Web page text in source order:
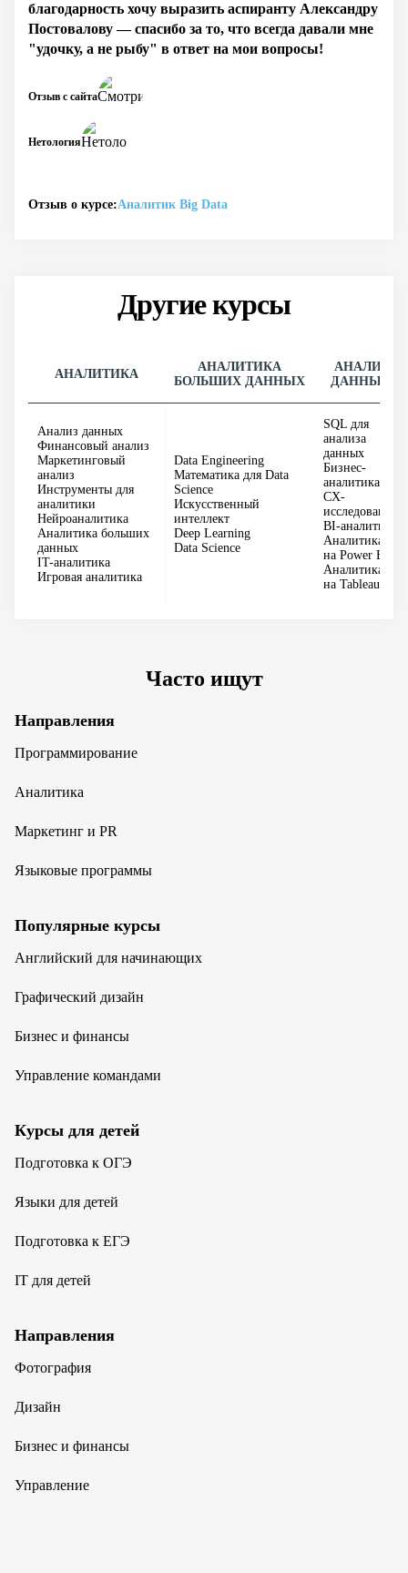
благодарность хочу выразить аспиранту Александру
Постовалову — спасибо за то, что всегда давали мне
"удочку, а не рыбу" в ответ на мои вопросы!
Нетология
Отзыв с сайта
Отзыв о курсе:Аналитик Big Data
Другие курсы
АНАЛИТИКА
АНАЛИТИКА
БОЛЬШИХ ДАННЫХ
АНАЛИЗ
ДАННЫХ
Анализ данных
Финансовый анализ
Маркетинговый
анализ
Инструменты для
аналитики
Нейроаналитика
Аналитика больших
данных
IT-аналитика
Игровая аналитика
Data Engineering
Математика для Data
Science
Искусственный
интеллект
Deep Learning
Data Science
SQL для
анализа
данных
Бизнес-
аналитика
CX-
исследования
BI-аналитика
Аналитика
на Power BI
Аналитика
на Tableau
Часто ищут
Направления
Программирование
Аналитика
Маркетинг и PR
Языковые программы
Популярные курсы
Английский для начинающих
Графический дизайн
Бизнес и финансы
Управление командами
Курсы для детей
Подготовка к ОГЭ
Языки для детей
Подготовка к ЕГЭ
IT для детей
Направления
Фотография
Дизайн
Бизнес и финансы
Управление